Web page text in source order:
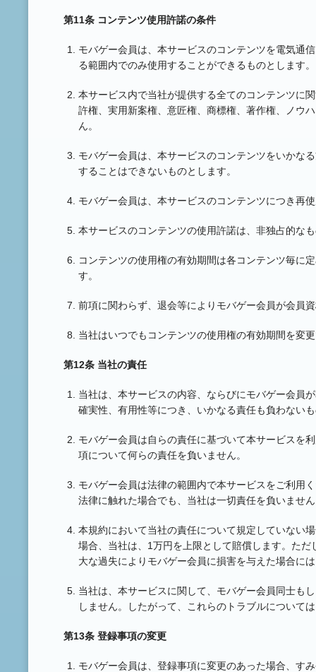
第11条 コンテンツ使用許諾の条件
モバゲー会員は、本サービスのコンテンツを電気通
る範囲内でのみ使用することができるものとします。
本サービス内で当社が提供する全てのコンテンツに
許権、実用新案権、意匠権、商標権、著作権、ノウ
ん。
モバゲー会員は、本サービスのコンテンツをいかな
することはできないものとします。
モバゲー会員は、本サービスのコンテンツにつき再
本サービスのコンテンツの使用許諾は、非独占的な
コンテンツの使用権の有効期間は各コンテンツ毎に
す。
前項に関わらず、退会等によりモバゲー会員が会員
当社はいつでもコンテンツの使用権の有効期間を変
第12条 当社の責任
当社は、本サービスの内容、ならびにモバゲー会員
確実性、有用性等につき、いかなる責任も負わない
モバゲー会員は自らの責任に基づいて本サービスを
項について何らの責任を負いません。
モバゲー会員は法律の範囲内で本サービスをご利用
法律に触れた場合でも、当社は一切責任を負いませ
本規約において当社の責任について規定していない
場合、当社は、1万円を上限として賠償します。た
大な過失によりモバゲー会員に損害を与えた場合に
当社は、本サービスに関して、モバゲー会員同士も
しません。したがって、これらのトラブルについて
第13条 登録事項の変更
モバゲー会員は、登録事項に変更のあった場合、す